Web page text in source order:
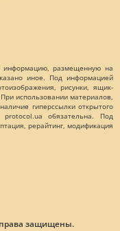
информацию, размещенную на
иное. Под информацией
рисунки, ящик-
использовании материалов,
гиперссылки открытого
обязательна. Под
рерайтинг, модификация
права защищены.